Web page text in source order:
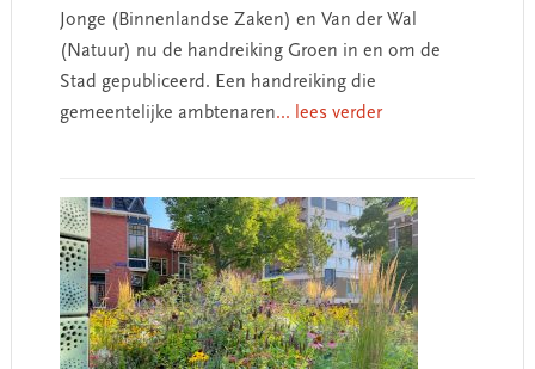
Jonge (Binnenlandse Zaken) en Van der Wal
(Natuur) nu de handreiking Groen in en om de
Stad gepubliceerd. Een handreiking die
gemeentelijke ambtenaren... lees verder